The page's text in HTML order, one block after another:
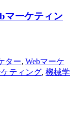
マーケティン
ター, Webマーケ
ティング, 機械学